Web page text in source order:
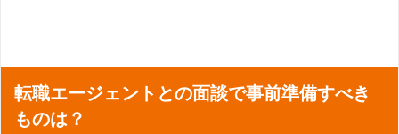
転職エージェントとの面談で事前準備すべき
ものは？